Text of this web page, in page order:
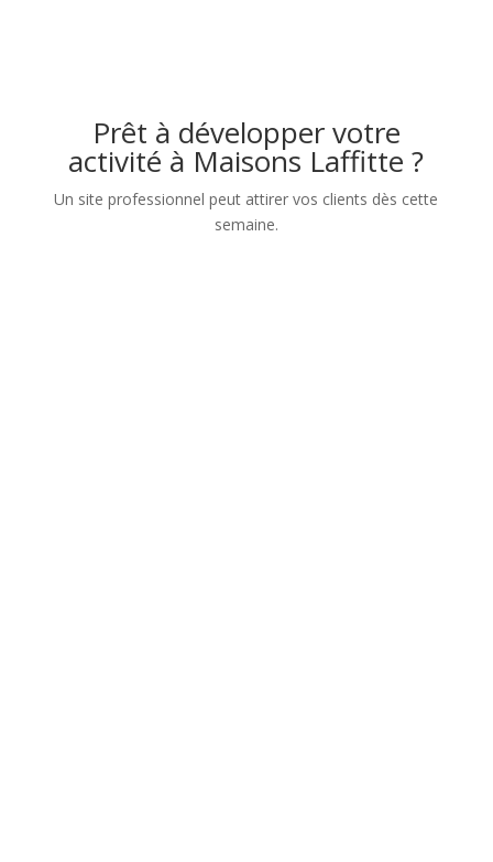
Prêt à développer votre
activité à Maisons Laffitte ?
Un site professionnel peut attirer vos clients dès cette
semaine.